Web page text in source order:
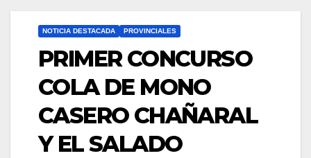
NOTICIA DESTACADA PROVINCIALES
PRIMER CONCURSO
COLA DE MONO
CASERO CHAÑARAL
Y EL SALADO